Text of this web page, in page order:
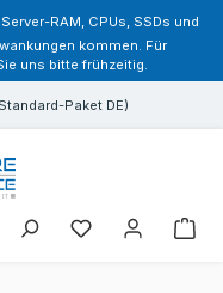
RAM, CPUs, SSDs und
kommen. Für
uns bitte frühzeitig.
Paket DE)
Sie haben 0